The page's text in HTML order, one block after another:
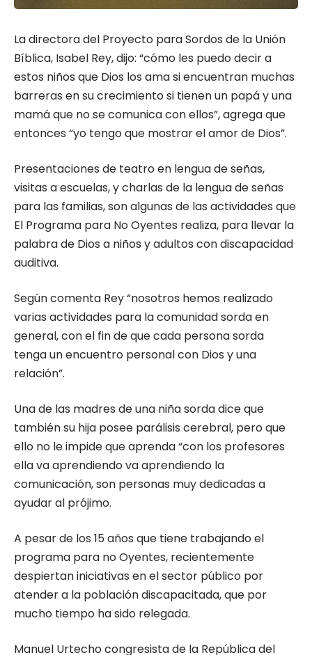
La directora del Proyecto para Sordos de la Unión
Bíblica, Isabel Rey, dijo: “cómo les puedo decir a
estos niños que Dios los ama si encuentran muchas
barreras en su crecimiento si tienen un papá y una
mamá que no se comunica con ellos”, agrega que
entonces “yo tengo que mostrar el amor de Dios”.
Presentaciones de teatro en lengua de señas,
visitas a escuelas, y charlas de la lengua de señas
para las familias, son algunas de las actividades que
El Programa para No Oyentes realiza, para llevar la
palabra de Dios a niños y adultos con discapacidad
auditiva.
Según comenta Rey “nosotros hemos realizado
varias actividades para la comunidad sorda en
general, con el fin de que cada persona sorda
tenga un encuentro personal con Dios y una
relación”.
Una de las madres de una niña sorda dice que
también su hija posee parálisis cerebral, pero que
ello no le impide que aprenda “con los profesores
ella va aprendiendo va aprendiendo la
comunicación, son personas muy dedicadas a
ayudar al prójimo.
A pesar de los 15 años que tiene trabajando el
programa para no Oyentes, recientemente
despiertan iniciativas en el sector público por
atender a la población discapacitada, que por
mucho tiempo ha sido relegada.
Manuel Urtecho congresista de la República del